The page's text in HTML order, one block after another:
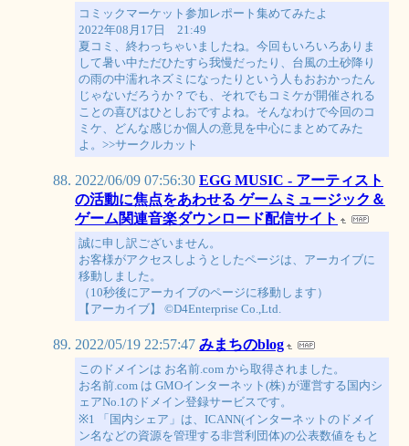
コミックマーケット参加レポート集めてみたよ
2022年08月17日 21:49
夏コミ、終わっちゃいましたね。今回もいろいろありま
して暑い中ただひたすら我慢だったり、台風の土砂降り
の雨の中濡れネズミになったりという人もおおかったん
じゃないだろうか？でも、それでもコミケが開催される
ことの喜びはひとしおですよね。そんなわけで今回のコ
ミケ、どんな感じか個人の意見を中心にまとめてみた
よ。>>サークルカット
2022/06/09 07:56:30 EGG MUSIC - アーティスト
の活動に焦点をあわせる ゲームミュージック＆
ゲーム関連音楽ダウンロード配信サイト
誠に申し訳ございません。
お客様がアクセスしようとしたページは、アーカイブに
移動しました。
（10秒後にアーカイブのページに移動します）
【アーカイブ】 ©D4Enterprise Co.,Ltd.
2022/05/19 22:57:47 みまちのblog
このドメインは お名前.com から取得されました。
お名前.com は GMOインターネット(株) が運営する国内シ
ェアNo.1のドメイン登録サービスです。
※1 「国内シェア」は、ICANN(インターネットのドメイ
ン名などの資源を管理する非営利団体)の公表数値をもと